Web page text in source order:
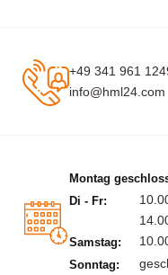
+49 341 961
info@hml24.com
Montag
Di - Fr:
Samstag:
Sonntag: